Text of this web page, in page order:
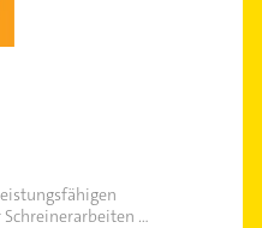
...